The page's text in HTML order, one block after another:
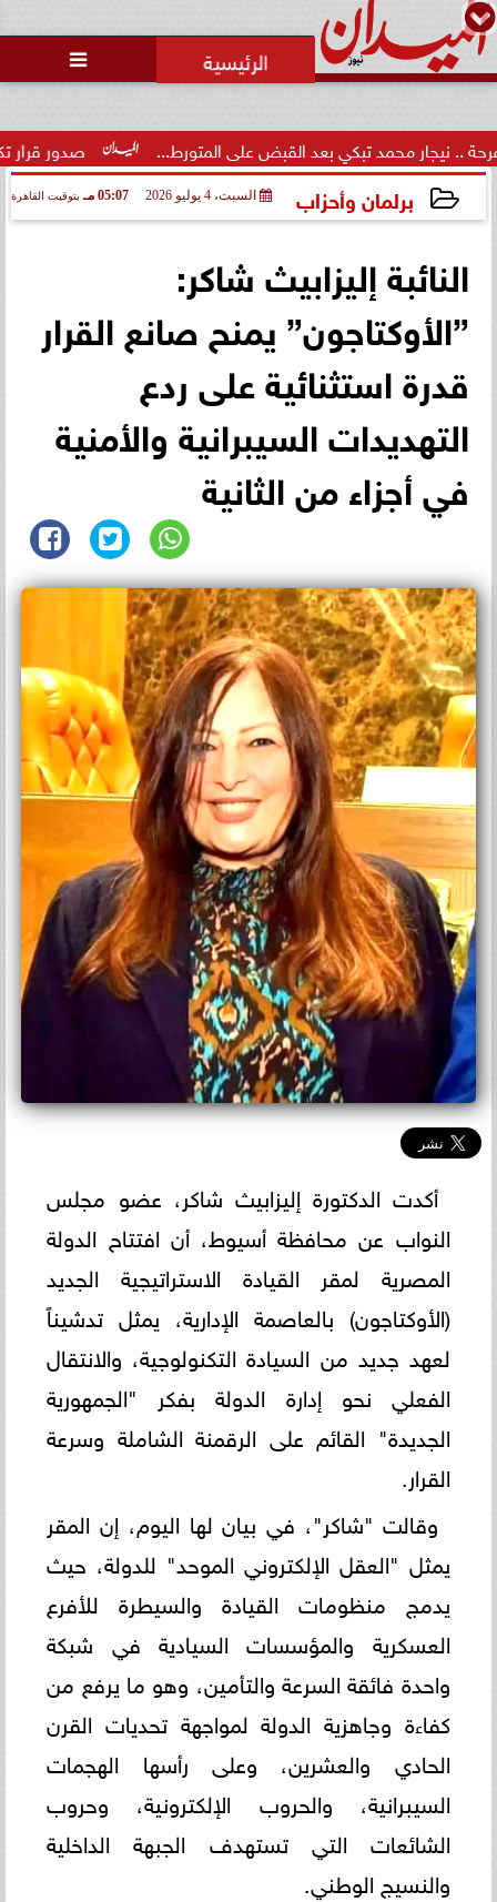

صدور قرار تكليف محمد تبكي بعد القبض على المتورط...
برلمان وأحزاب السبت، 4 يوليو 2026 05:07 مـ بتوقيت القاهرة
النائبة إليزابيث شاكر:
”الأوكتاجون” يمنح صانع القرار
قدرة استثنائية على ردع
التهديدات السيبرانية والأمنية
في أجزاء من الثانية
أكدت الدكتورة إليزابيث شاكر، عضو مجلس
النواب عن محافظة أسيوط، أن افتتاح الدولة
المصرية لمقر القيادة الاستراتيجية الجديد
(الأوكتاجون) بالعاصمة الإدارية، يمثل تدشيناً
لعهد جديد من السيادة التكنولوجية، والانتقال
الفعلي نحو إدارة الدولة بفكر "الجمهورية
الجديدة" القائم على الرقمنة الشاملة وسرعة
القرار.
وقالت "شاكر"، في بيان لها اليوم، إن المقر
يمثل "العقل الإلكتروني الموحد" للدولة، حيث
يدمج منظومات القيادة والسيطرة للأفرع
العسكرية والمؤسسات السيادية في شبكة
واحدة فائقة السرعة والتأمين، وهو ما يرفع من
كفاءة وجاهزية الدولة لمواجهة تحديات القرن
الحادي والعشرين، وعلى رأسها الهجمات
السيبرانية، والحروب الإلكترونية، وحروب
الشائعات التي تستهدف الجبهة الداخلية
والنسيج الوطني.